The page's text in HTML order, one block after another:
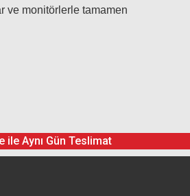
ve monitörlerle tamamen
ile Aynı Gün Teslimat